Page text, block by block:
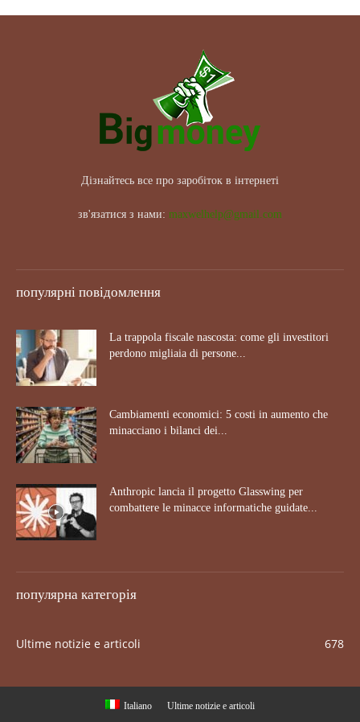
Дізнайтесь все про заробіток в інтернеті
зв'язатися з нами: maxwelhelp@gmail.com
популярні повідомлення
La trappola fiscale nascosta: come gli investitori
perdono migliaia di persone...
Cambiamenti economici: 5 costi in aumento che
minacciano i bilanci dei...
Anthropic lancia il progetto Glasswing per
combattere le minacce informatiche guidate...
популярна категорія
Ultime notizie e articoli 678
Italiano Ultime notizie e articoli